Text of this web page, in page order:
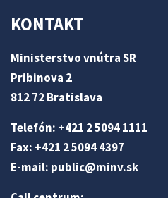
KONTAKT
Ministerstvo vnútra SR
Pribinova 2
812 72 Bratislava
Telefón: +421 2 5094 1111
Fax: +421 2 5094 4397
E-mail: public@minv.sk